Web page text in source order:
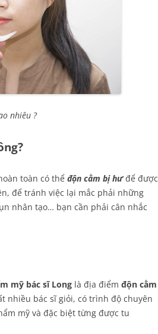
nhiêu ?
toàn có thể độn cằm bị hư để được
để tránh việc lại mắc phải những
nhân tạo… bạn cần phải cân nhắc
mỹ bác sĩ Long là địa điểm độn cằm
nhiều bác sĩ giỏi, có trình độ chuyên
mỹ và đặc biệt từng được tu